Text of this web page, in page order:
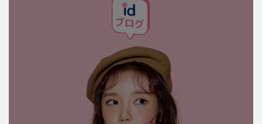
脂肪注入(アンチエイジング)